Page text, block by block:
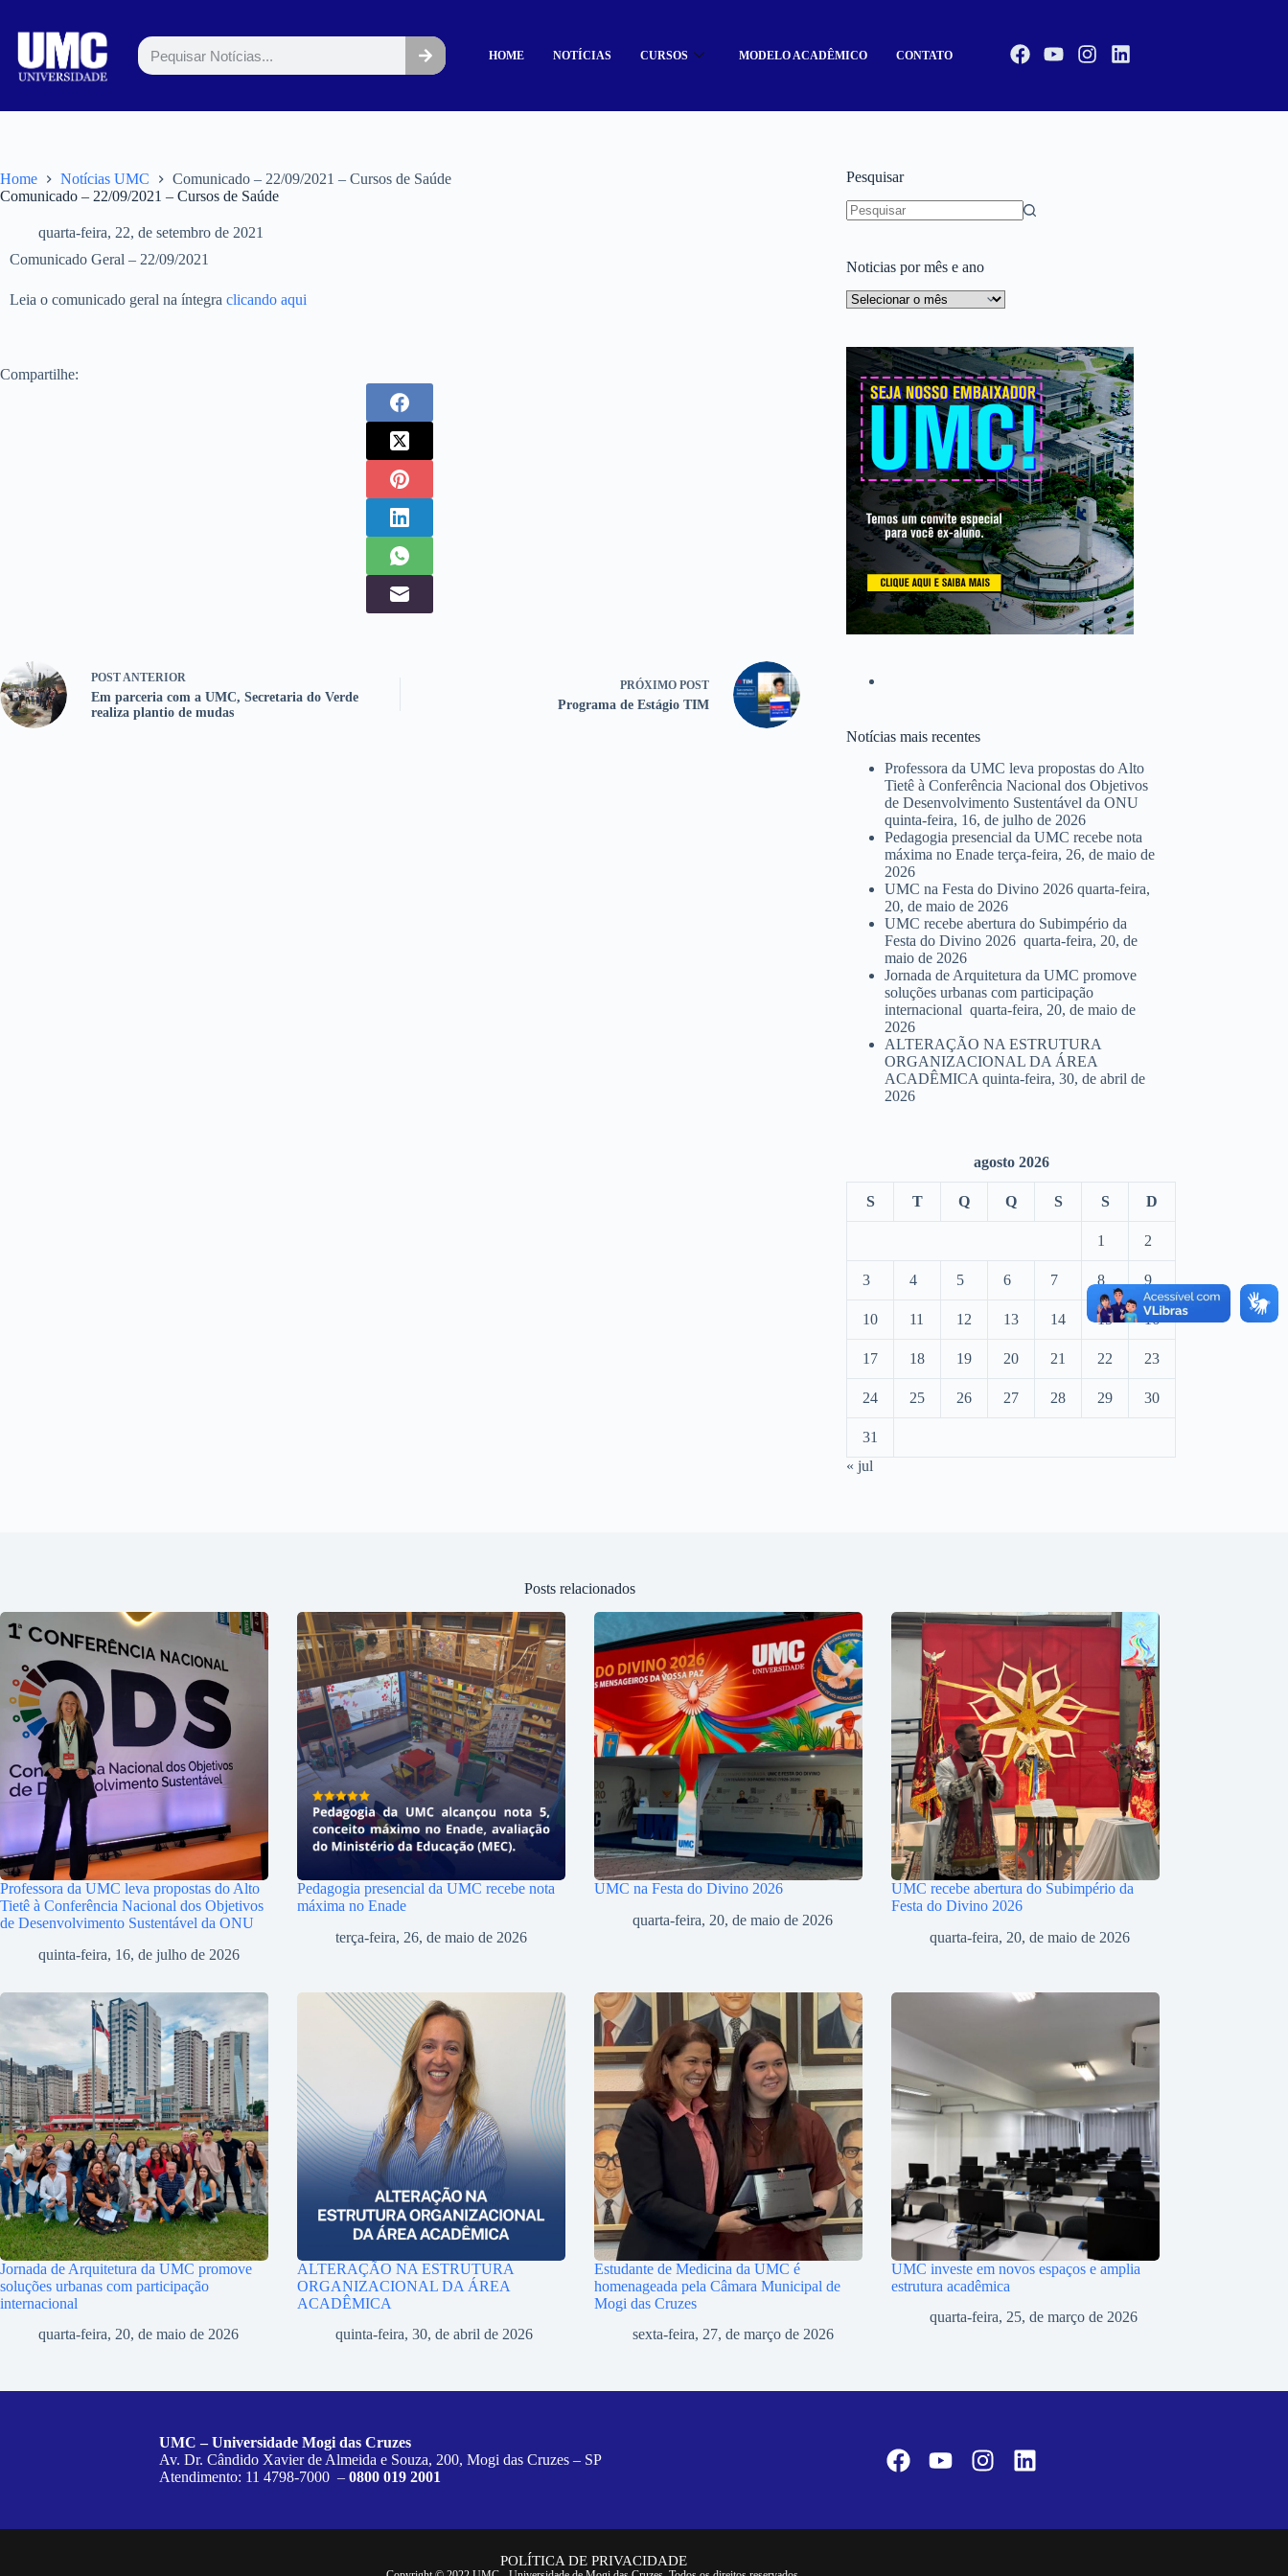
HOME NOTÍCIAS CURSOS MODELO ACADÊMICO CONTATO
Home Notícias UMC
Comunicado – 22/09/2021 – Cursos de Saúde
Comunicado – 22/09/2021 – Cursos de Saúde
quarta-feira, 22, de setembro de 2021
Comunicado Geral – 22/09/2021
Leia o comunicado geral na íntegra clicando aqui
Compartilhe:
POSTANTERIOR
Em parceria com a UMC, Secretaria do Verde
realiza plantio de mudas
PRÓXIMO POST
Programa de Estágio TIM
Pesquisar
Noticias por mês e ano
Notícias mais recentes
Professora da UMC leva propostas do Alto
Tietê à Conferência Nacional dos Objetivos
de Desenvolvimento Sustentável da ONU
quinta-feira, 16, de julho de 2026
Pedagogia presencial da UMC recebe nota
máxima no Enade terça-feira, 26, de maio de
2026
UMC na Festa do Divino 2026 quarta-feira,
20, de maio de 2026
UMC recebe abertura do Subimpério da
Festa do Divino 2026 quarta-feira, 20, de
maio de 2026
Jornada de Arquitetura da UMC promove
soluções urbanas com participação
internacional quarta-feira, 20, de maio de
2026
ALTERAÇÃO NA ESTRUTURA
ORGANIZACIONAL DA ÁREA
ACADÊMICA quinta-feira, 30, de abril de
2026
agosto 2026
S T Q Q S S D
1 2
3 4 5 6 7 8 9
10 11 12 13 14 15 16
17 18 19 20 21 22 23
24 25 26 27 28 29 30
31
« jul
Posts relacionados
Professora da UMC leva propostas do Alto
Tietê à Conferência Nacional dos Objetivos
de Desenvolvimento Sustentável da ONU
quinta-feira, 16, de julho de 2026
Pedagogia presencial da UMC recebe nota
máxima no Enade
terça-feira, 26, de maio de 2026
UMC na Festa do Divino 2026
quarta-feira, 20, de maio de 2026
UMC recebe abertura do Subimpério da
Festa do Divino 2026
quarta-feira, 20, de maio de 2026
Jornada de Arquitetura da UMC promove
soluções urbanas com participação
internacional
quarta-feira, 20, de maio de 2026
ALTERAÇÃO NA ESTRUTURA
ORGANIZACIONAL DA ÁREA
ACADÊMICA
quinta-feira, 30, de abril de 2026
Estudante de Medicina da UMC é
homenageada pela Câmara Municipal de
Mogi das Cruzes
sexta-feira, 27, de março de 2026
UMC investe em novos espaços e amplia
estrutura acadêmica
quarta-feira, 25, de março de 2026
UMC – Universidade Mogi das Cruzes
Av. Dr. Cândido Xavier de Almeida e Souza, 200, Mogi das Cruzes – SP
Atendimento: 11 4798-7000 –0800 019 2001
POLÍTICA DE PRIVACIDADE